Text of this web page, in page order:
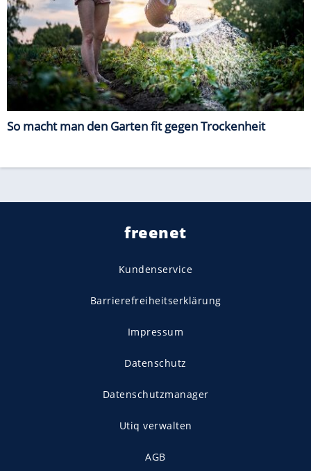
So macht man den Garten fit gegen Trockenheit
freenet
Kundenservice
Barrierefreiheitserklärung
Impressum
Datenschutz
Datenschutzmanager
Utiq verwalten
AGB